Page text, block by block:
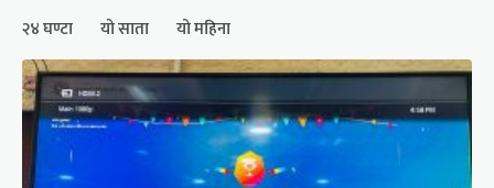
२४ घण्टा यो साता यो महिना